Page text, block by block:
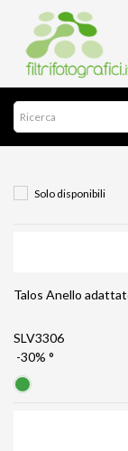
Solo disponibili
Talos Anello
SLV3306
-30% °